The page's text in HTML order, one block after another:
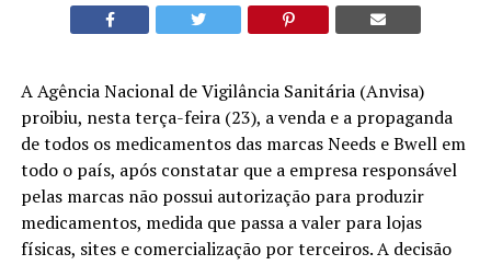
A Agência Nacional de Vigilância Sanitária (Anvisa)
proibiu, nesta terça-feira (23), a venda e a propaganda
de todos os medicamentos das marcas Needs e Bwell em
todo o país, após constatar que a empresa responsável
pelas marcas não possui autorização para produzir
medicamentos, medida que passa a valer para lojas
físicas, sites e comercialização por terceiros. A decisão